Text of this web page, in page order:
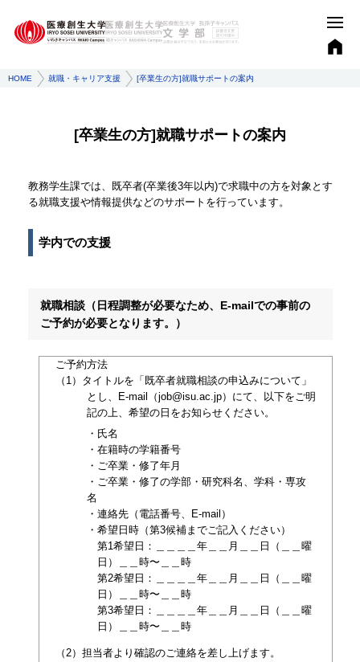
HOME 就職・キャリア支援 [卒業生の方]就職サポートの案内
[卒業生の方]就職サポートの案内
教務学生課では、既卒者(卒業後3年以内)で求職中の方を対象とす
る就職支援や情報提供などのサポートを行っています。
学内での支援
就職相談（日程調整が必要なため、E-mailでの事前の
ご予約が必要となります。）
ご予約方法
（1）タイトルを「既卒者就職相談の申込みについて」
とし、E-mail（job@isu.ac.jp）にて、以下をご明
記の上、希望の日をお知らせください。
・氏名
・在籍時の学籍番号
・ご卒業・修了年月
・ご卒業・修了の学部・研究科名、学科・専攻
名
・連絡先（電話番号、E-mail）
・希望日時（第3候補までご記入ください）
第1希望日：＿＿＿＿年＿＿月＿＿日（＿＿曜
日）＿＿時〜＿＿時
第2希望日：＿＿＿＿年＿＿月＿＿日（＿＿曜
日）＿＿時〜＿＿時
第3希望日：＿＿＿＿年＿＿月＿＿日（＿＿曜
日）＿＿時〜＿＿時
（2）担当者より確認のご連絡を差し上げます。